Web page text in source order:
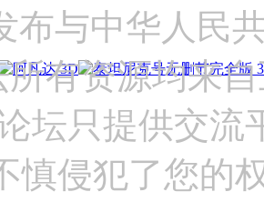
布与中华人民
有资源均来
坛只提供交流
慎侵犯了您的